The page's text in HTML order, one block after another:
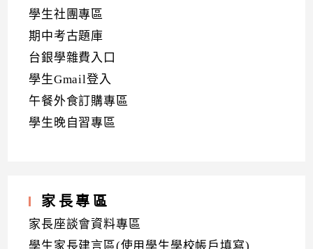
學生社團專區
期中考古題庫
台銀學雜費入口
學生Gmail登入
午餐外食訂購專區
學生晚自習專區
家長專區
家長座談會資料專區
學生家長建言區(使用學生學校帳戶填寫)